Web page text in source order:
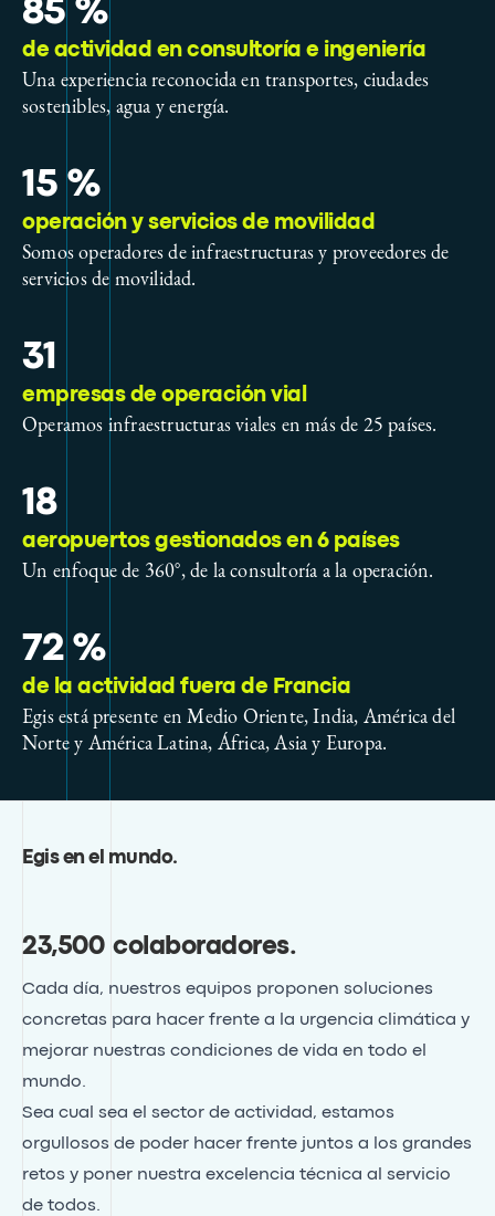
85 %
de actividad en consultoría e ingeniería
Una experiencia reconocida en transportes, ciudades
sostenibles, agua y energía.
15 %
operación y servicios de movilidad
Somos operadores de infraestructuras y proveedores de
servicios de movilidad.
31
empresas de operación vial
Operamos infraestructuras viales en más de 25 países.
18
aeropuertos gestionados en 6 países
Un enfoque de 360°, de la consultoría a la operación.
72 %
de la actividad fuera de Francia
Egis está presente en Medio Oriente, India, América del
Norte y América Latina, África, Asia y Europa.
Egis en el mundo.
23,500 colaboradores.
Cada día, nuestros equipos proponen soluciones
concretas para hacer frente a la urgencia climática y
mejorar nuestras condiciones de vida en todo el
mundo.
Sea cual sea el sector de actividad, estamos
orgullosos de poder hacer frente juntos a los grandes
retos y poner nuestra excelencia técnica al servicio
de todos.